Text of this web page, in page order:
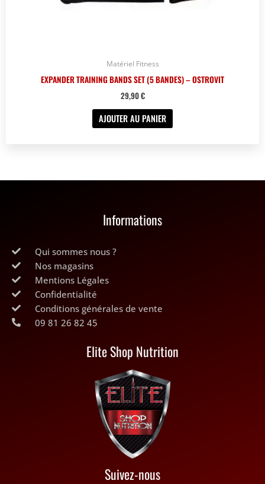
Matériel Fitness
EXPANDER TRAINING BANDS SET (5 BANDES) – OSTROVIT
29,90€
AJOUTER AU PANIER
Informations
Qui sommes nous ?
Nos magasins
Mentions Légales
Confidentialité
Conditions générales de vente
09 81 26 82 45
Elite Shop Nutrition
Suivez-nous